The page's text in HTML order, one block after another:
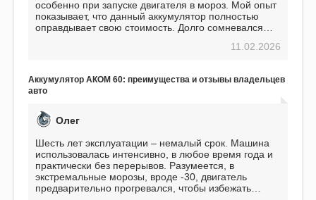
особенно при запуске двигателя в мороз. Мой опыт
показывает, что данный аккумулятор полностью
оправдывает свою стоимость. Долго сомневался
пожалел. Считаю, что это отличное вложение,11.02.2026
Аккумулятор АКОМ 60: преимущества и отзывы владельцев
авто
Олег
Шесть лет эксплуатации – немалый срок. Машина
использовалась интенсивно, в любое время года и
практически без перерывов. Разумеется, в
экстремальные морозы, вроде -30, двигатель
предварительно прогревался, чтобы избежать